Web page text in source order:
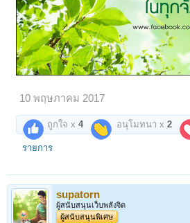
10 พฤษภาคม 2017
ถูกใจ x4 อนุโมทนา x2
รายการ
supatorn
ผู้สนับสนุนเว็บพลังจิต
ผู้สนับสนุนพิเศษ